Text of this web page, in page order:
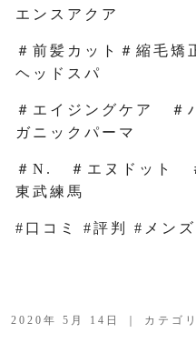
エンスアクア
＃前髪カット＃縮毛
ヘッドスパ
＃エイジングケア ＃
ガニックパーマ
＃N. ＃エヌドット
東武練馬
#口コミ #評判 #メンズ
2020年 5月 14日 ｜ カテゴ